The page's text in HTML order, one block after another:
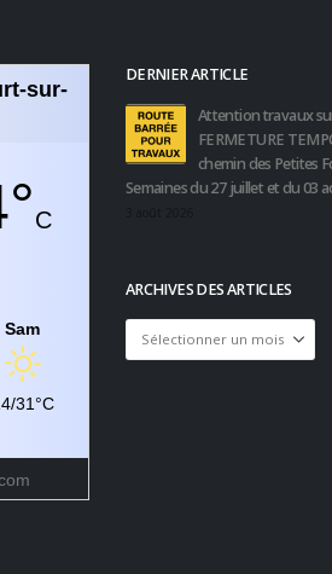
sur-
C
Sam
31°C
DERNIER ARTICLE
Attention travaux
FERMETURE
chemin des Petites
Semaines du 27 juillet et du 03
ARCHIVES DES ARTICLES
Archives
des